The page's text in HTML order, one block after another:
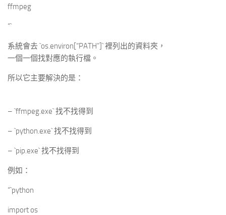
ffmpeg
“`
系統會去 `os.environ[“PATH”]` 裡列出的資料夾，
一個一個找對應的執行檔。
所以它主要解決的是：
– `ffmpeg.exe` 找不找得到
– `python.exe` 找不找得到
– `pip.exe` 找不找得到
例如：
“`python
import os